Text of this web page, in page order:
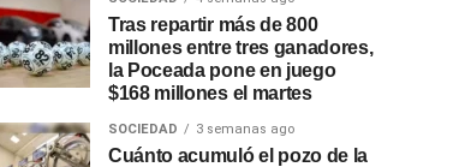
Tras repartir más de 800
millones entre tres ganadores,
la Poceada pone en juego
$168 millones el martes
SOCIEDAD 3 semanas ago
Cuánto acumuló el pozo de la